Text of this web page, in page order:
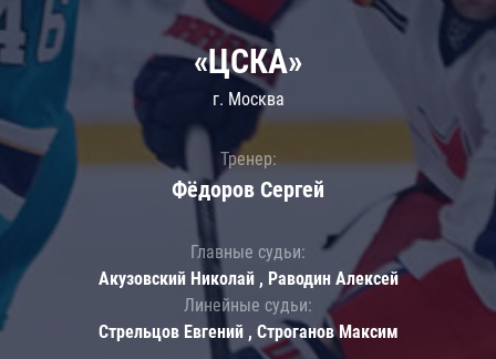
«ЦСКА»
г. Москва
Тренер:
Фёдоров Сергей
Главные судьи:
Акузовский Николай , Раводин Алексей
Линейные судьи:
Стрельцов Евгений , Строганов Максим